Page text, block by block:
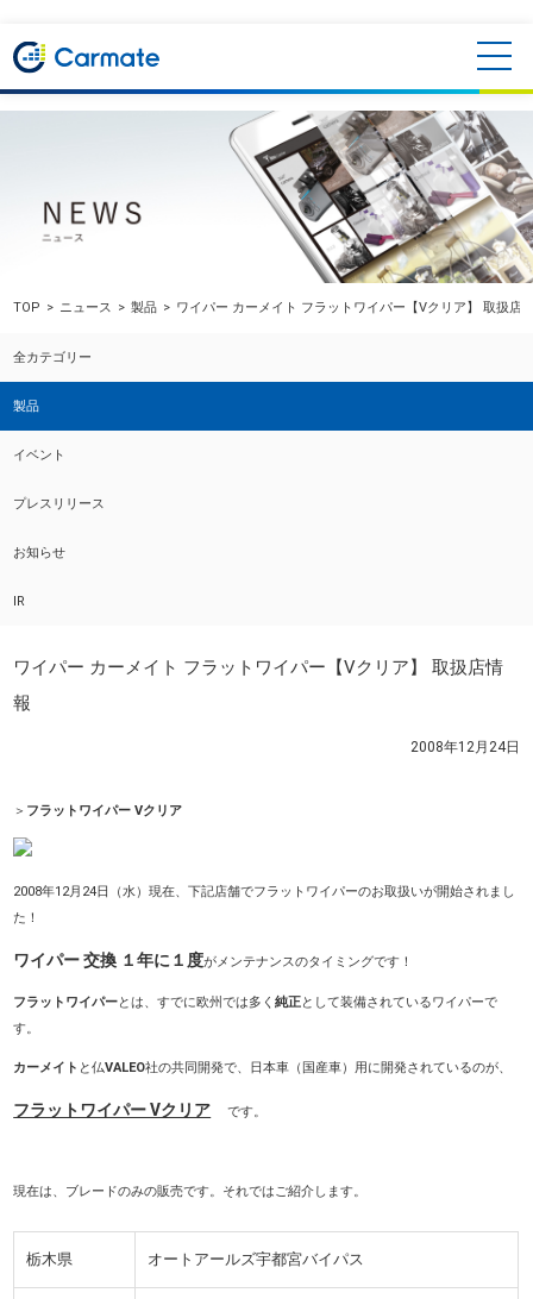
TOP ニュース 製品 ワイパー カーメイト フラットワイパー【Vクリア】 取扱店
全カテゴリー
製品
イベント
プレスリリース
お知らせ
IR
ワイパー カーメイト フラットワイパー【Vクリア】 取扱店情
報
2008年12月24日
＞ フラットワイパー Vクリア
2008年12月24日（水）現在、下記店舗でフラットワイパーのお取扱いが開始されまし
た！
ワイパー 交換 １年に１度がメンテナンスのタイミングです！
フラットワイパーとは、すでに欧州では多く純正として装備されているワイパーで
す。
カーメイト と仏VALEO社の共同開発で、日本車（国産車）用に開発されているのが、
フラットワイパー Vクリア です。
現在は、ブレードのみの販売です。それではご紹介します。
栃木県 オートアールズ宇都宮バイパス